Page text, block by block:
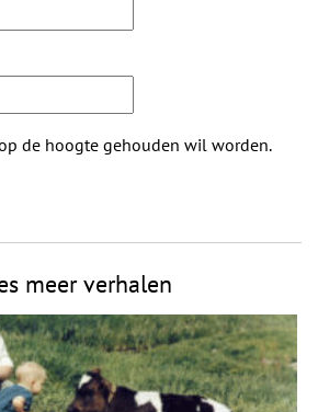
de hoogte gehouden wil worden.
meer verhalen